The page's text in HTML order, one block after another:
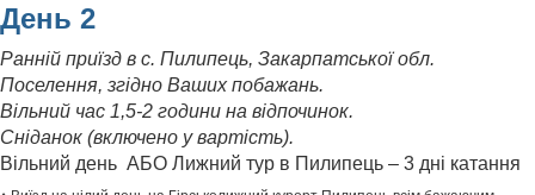
День 2
Ранній приїзд в с. Пилипець, Закарпатської обл.
Поселення, згідно Ваших побажань.
Вільний час 1,5-2 години на відпочинок.
Сніданок (включено у вартість).
Вільний день АБО Лижний тур в Пилипець – 3 дні катання